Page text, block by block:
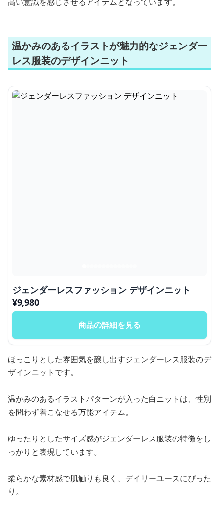
温かみのあるイラストが魅力的なジェンダー
レス服装のデザインニット
ジェンダーレスファッション デザインニット
¥9,980
商品の詳細を見る
ほっこりとした雰囲気を醸し出すジェンダーレス服装のデ
ザインニットです。
温かみのあるイラストパターンが入った白ニットは、性別
を問わず着こなせる万能アイテム。
ゆったりとしたサイズ感がジェンダーレス服装の特徴をし
っかりと表現しています。
柔らかな素材感で肌触りも良く、デイリーユースにぴった
り。